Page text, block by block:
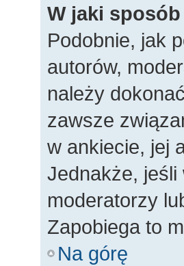
W jaki
Podobnie, jak
autorów,
należy
zawsze
w ankiecie, jej
Jednakże, jeśli
moderatorzy
Zapobiega to
Na górę